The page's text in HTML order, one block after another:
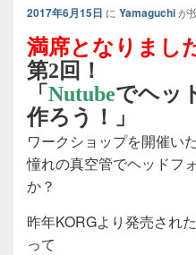
2017年6月15日 に Yamaguchiが
満席となりまし
第2回！
「 Nutubeでヘッ
作ろう！」
ワークショップを開催い
憧れの真空管でヘッドフ
か？
昨年KORGより発売され
って